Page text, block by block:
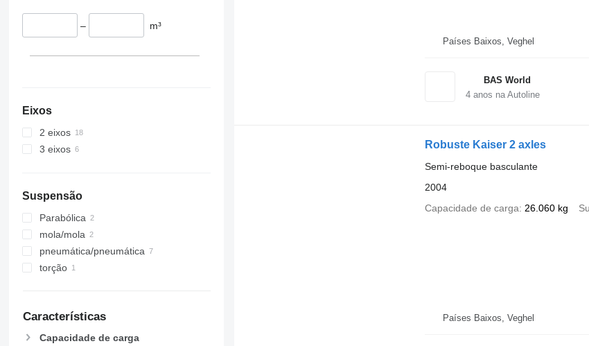
– m³
Eixos
2 eixos
3 eixos
Suspensão
Parabólica
mola/mola
pneumática/pneumática
torção
Características
Capacidade de carga
Países Baixos, Veghel
BAS World
4anos na Autoline
Robuste Kaiser 2 axles
Semi-reboque basculante
2004
Capacidade de carga 26.060 kg
Países Baixos, Veghel